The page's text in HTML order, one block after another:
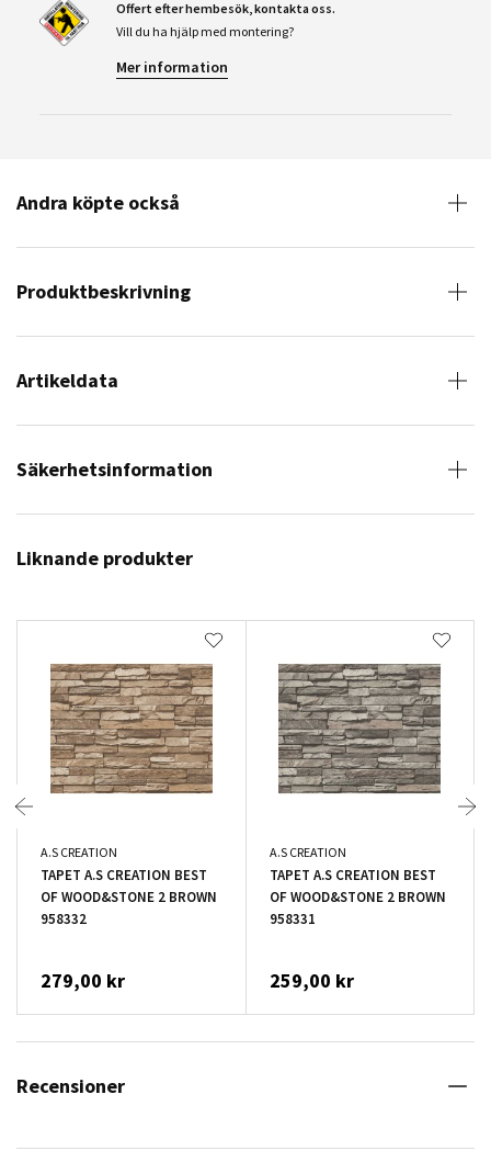
Offert efter hembesök, kontakta oss.
Vill du ha hjälp med montering?
Mer information
Andra köpte också
Produktbeskrivning
Artikeldata
Säkerhetsinformation
Liknande produkter
A.S CREATION
TAPET A.S CREATION BEST
OF WOOD&STONE 2 BROWN
958332
279,00 kr
A.S CREATION
TAPET A.S CREATION BEST
OF WOOD&STONE 2 BROWN
958331
259,00 kr
Recensioner